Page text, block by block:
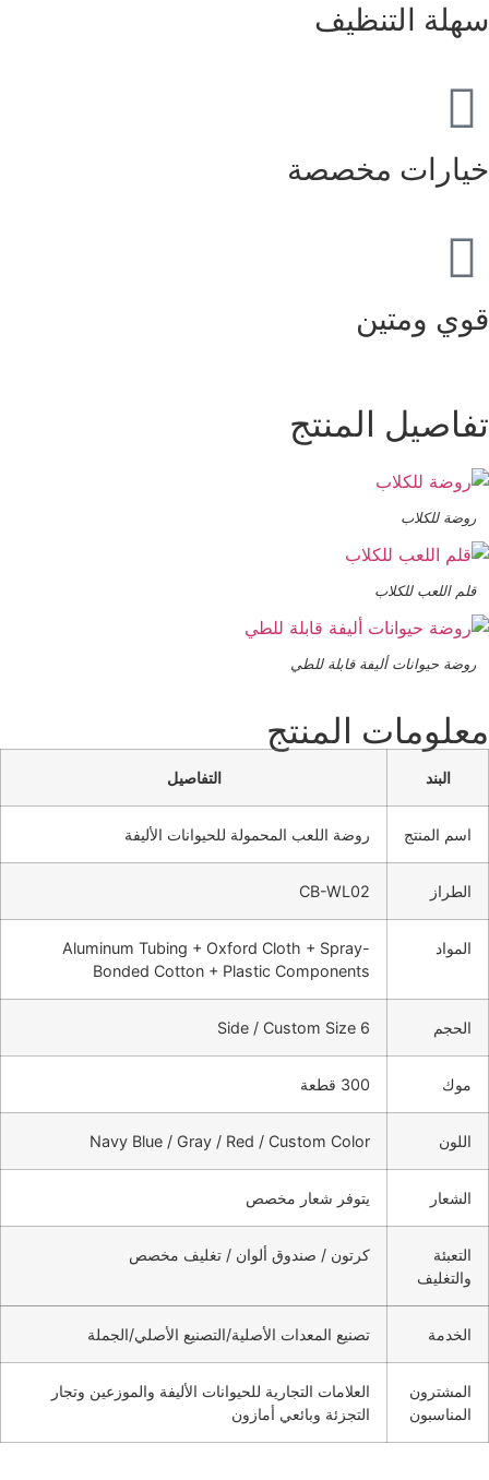
سهلة التنظيف
خيارات مخصصة
قوي ومتين
تفاصيل المنتج
روضة للكلاب
قلم اللعب للكلاب
روضة حيوانات أليفة قابلة للطي
معلومات المنتج
البند التفاصيل
اسم المنتج روضة اللعب المحمولة للحيوانات الأليفة
الطراز CB-WL02
المواد
Aluminum Tubing + Oxford Cloth + Spray-
Bonded Cotton + Plastic Components
الحجم 6 Side / Custom Size
موك 300 قطعة
اللون Navy Blue / Gray / Red / Custom Color
الشعار يتوفر شعار مخصص
التعبئة
والتغليف
كرتون / صندوق ألوان / تغليف مخصص
الخدمة تصنيع المعدات الأصلية/التصنيع الأصلي/الجملة
المشترون
المناسبون
العلامات التجارية للحيوانات الأليفة والموزعين وتجار
التجزئة وبائعي أمازون